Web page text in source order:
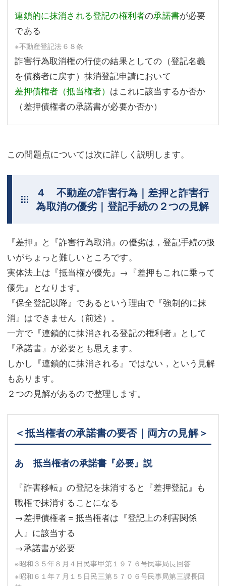
連鎖的に抹消される登記の権利者の承諾書が必要
である
※不動産登記法６８条
詐害行為取消権の行使の結果としての（登記名義
を債務者に戻す）抹消登記申請において
差押債権者（抵当権者） はこれに該当するか否か
（差押債権者の承諾書が必要か否か）
この問題点については次に詳しく説明します。
４ 不動産の詐害行為｜差押と詐害行
為取消の優劣｜登記手続の２つの見解
『差押』と『詐害行為取消』の優劣は，登記手続の扱
いがちょっと難しいところです。
実体法上は『抵当権が優先』→『差押もこれに乗って
優先』となります。
『保全登記以降』であるという理由で『強制的に抹
消』はできません（前述）。
一方で『連鎖的に抹消される登記の権利者』として
『承諾書』が必要とも思えます。
しかし『連鎖的に抹消される』ではない，という見解
もあります。
２つの見解があるので整理します。
＜抵当権者の承諾書の要否｜両方の見解＞
あ 抵当権者の承諾書『必要』説
『詐害移転』の登記を抹消すると『差押登記』も
職権で抹消することになる
→差押債権者＝抵当権者は『登記上の利害関係
人』に該当する
→承諾書が必要
※昭和３５年８月４日民事甲第１９７６号民事局長回答
※昭和６１年７月１５日民三第５７０６号民事局第三課長回